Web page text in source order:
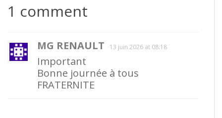
1 comment
MG RENAULT 13 juin 2026 at 08:18
Important
Bonne journée à tous
FRATERNITE